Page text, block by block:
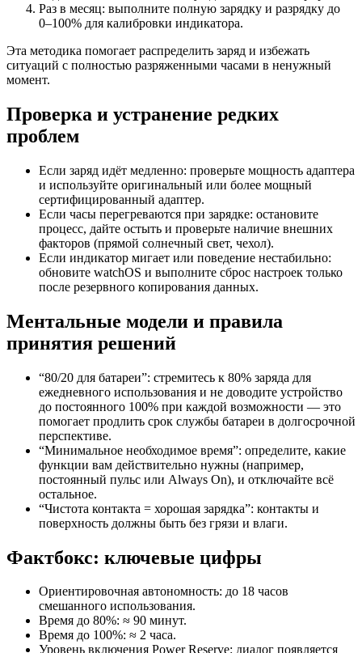
Раз в месяц: выполните полную зарядку и разрядку до
0–100% для калибровки индикатора.
Эта методика помогает распределить заряд и избежать
ситуаций с полностью разряженными часами в ненужный
момент.
Проверка и устранение редких
проблем
Если заряд идёт медленно: проверьте мощность адаптера
и используйте оригинальный или более мощный
сертифицированный адаптер.
Если часы перегреваются при зарядке: остановите
процесс, дайте остыть и проверьте наличие внешних
факторов (прямой солнечный свет, чехол).
Если индикатор мигает или поведение нестабильно:
обновите watchOS и выполните сброс настроек только
после резервного копирования данных.
Ментальные модели и правила
принятия решений
“80/20 для батареи”: стремитесь к 80% заряда для
ежедневного использования и не доводите устройство
до постоянного 100% при каждой возможности — это
помогает продлить срок службы батареи в долгосрочной
перспективе.
“Минимальное необходимое время”: определите, какие
функции вам действительно нужны (например,
постоянный пульс или Always On), и отключайте всё
остальное.
“Чистота контакта = хорошая зарядка”: контакты и
поверхность должны быть без грязи и влаги.
Фактбокс: ключевые цифры
Ориентировочная автономность: до 18 часов
смешанного использования.
Время до 80%: ≈ 90 минут.
Время до 100%: ≈ 2 часа.
Уровень включения Power Reserve: диалог появляется